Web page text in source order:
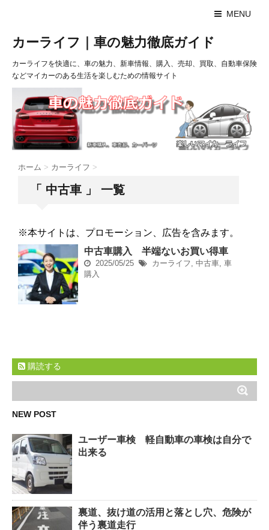
MENU
カーライフ｜車の魅力徹底ガイド
カーライフを快適に、車の魅力、新車情報、購入、売却、買取、自動車保険
などマイカーのある生活を楽しむための情報サイト
ホーム > カーライフ >
「 中古車 」 一覧
※本サイトは、プロモーション、広告を含みます。
中古車購入 半端ないお買い得車
2025/05/25 カーライフ, 中古車, 車
購入
購読する
NEW POST
ユーザー車検 軽自動車の車検は自分で
出来る
裏道、抜け道の活用と落とし穴、危険が
伴う裏道走行